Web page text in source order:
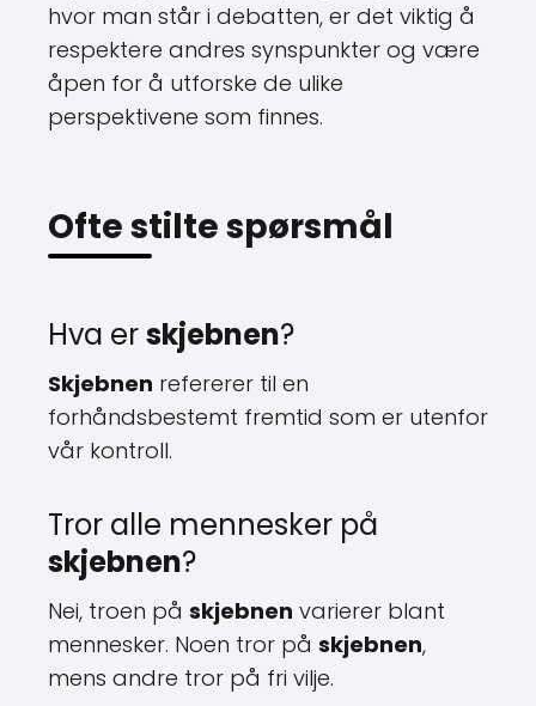
hvor man står i debatten, er det viktig å
respektere andres synspunkter og være
åpen for å utforske de ulike
perspektivene som finnes.
Ofte stilte spørsmål
Hva erskjebnen?
Skjebnen refererer til en
forhåndsbestemt fremtid som er utenfor
vår kontroll.
Tror alle mennesker på
skjebnen?
Nei, troen på skjebnen varierer blant
mennesker. Noen tror på skjebnen,
mens andre tror på fri vilje.